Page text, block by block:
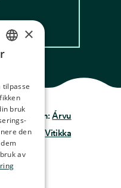
Design:Árvu
Kode:Vitikka
×
tilpasse
bruk
den
av